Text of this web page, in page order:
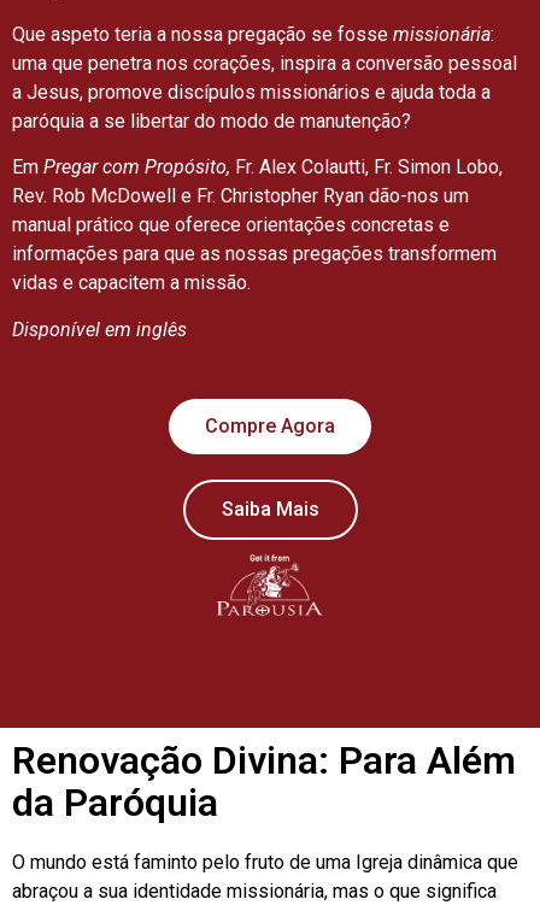
Que aspeto teria a nossa pregação se fosse missionária:
uma que penetra nos corações, inspira a conversão pessoal
a Jesus, promove discípulos missionários e ajuda toda a
paróquia a se libertar do modo de manutenção?
Em Pregar com Propósito, Fr. Alex Colautti, Fr. Simon Lobo,
Rev. Rob McDowell e Fr. Christopher Ryan dão-nos um
manual prático que oferece orientações concretas e
informações para que as nossas pregações transformem
vidas e capacitem a missão.
Disponível em inglês
Compre Agora
Saiba Mais
Renovação Divina: Para Além
da Paróquia
O mundo está faminto pelo fruto de uma Igreja dinâmica que
abraçou a sua identidade missionária, mas o que significa